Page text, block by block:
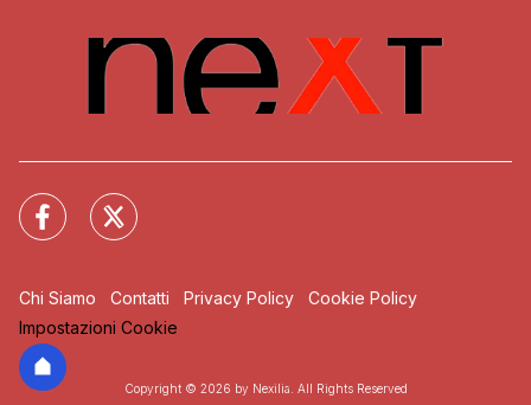
Chi Siamo Contatti Privacy Policy
Cookie Policy
Impostazioni Cookie
Copyright © 2026 by Nexilia. All Rights Reserved